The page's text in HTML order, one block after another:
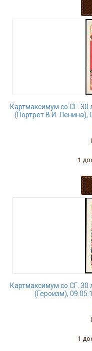
Картмаксимум со СГ. 30
(Портрет В.И. Ленина),
1
Картмаксимум со СГ. 30
(Героизм),
1